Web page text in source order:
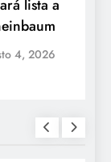
lista a
4, 2026